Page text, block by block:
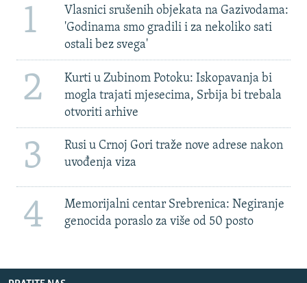
1
Vlasnici srušenih objekata na Gazivodama:
'Godinama smo gradili i za nekoliko sati
ostali bez svega'
2
Kurti u Zubinom Potoku: Iskopavanja bi
mogla trajati mjesecima, Srbija bi trebala
otvoriti arhive
3
Rusi u Crnoj Gori traže nove adrese nakon
uvođenja viza
4
Memorijalni centar Srebrenica: Negiranje
genocida poraslo za više od 50 posto